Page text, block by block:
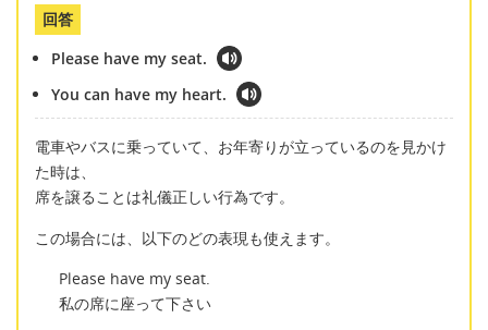
回答
Please have my seat.
You can have my heart.
電車やバスに乗っていて、お年寄りが立っているのを見かけ
た時は、
席を譲ることは礼儀正しい行為です。
この場合には、以下のどの表現も使えます。
Please have my seat.
私の席に座って下さい